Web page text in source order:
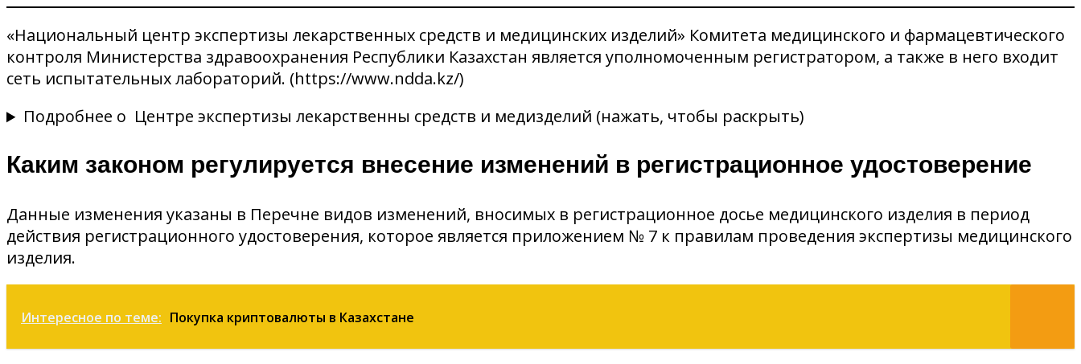
«Национальный центр экспертизы лекарственных средств и медицинских изделий» Комитета медицинского и фармацевтического
контроля Министерства здравоохранения Республики Казахстан является уполномоченным регистратором, а также в него входит
сеть испытательных лабораторий. (https://www.ndda.kz/)
Подробнее о Центре экспертизы лекарственны средств и медизделий (нажать, чтобы раскрыть)
Каким законом регулируется внесение изменений в регистрационное удостоверение
Данные изменения указаны в Перечне видов изменений, вносимых в регистрационное досье медицинского изделия в период
действия регистрационного удостоверения, которое является приложением № 7 к правилам проведения экспертизы медицинского
изделия.
Интересное по теме: Покупка криптовалюты в Казахстане